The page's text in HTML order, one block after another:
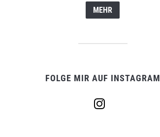
MEHR
FOLGE MIR AUF INSTAGRAM
instagram